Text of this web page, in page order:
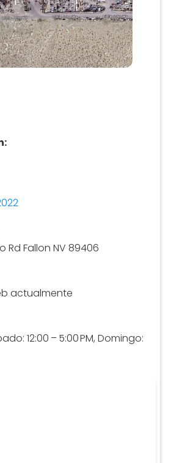
Rd Fallon NV 89406
actualmente
12:00 – 5:00 PM, Domingo: